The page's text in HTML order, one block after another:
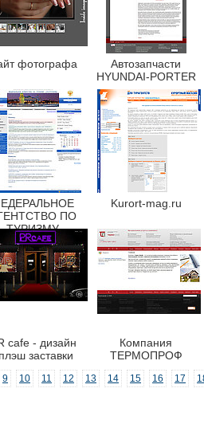
фотографа
Автозапчасти
HYUNDAI-PORTER
ПО
ТУРИЗМУ
Kurort-mag.ru
cafe - дизайн
заставки
Компания
ТЕРМОПРОФ
9 10 11 12 13 14 15 16 17